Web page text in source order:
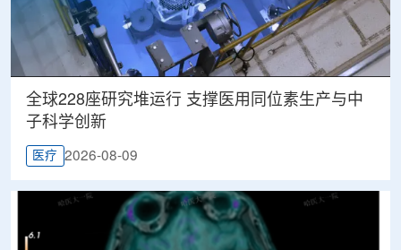
全球228座研究堆运行 支撑医用同位素生产与中
子科学创新
医疗 2026-08-09